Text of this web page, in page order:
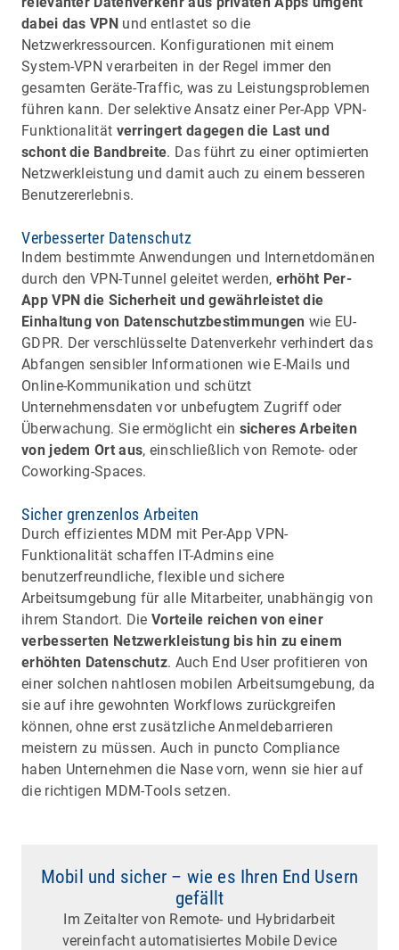
dabei das VPNund entlastet so die
Netzwerkressourcen. Konfigurationen mit einem
System-VPN verarbeiten in der Regel immer den
gesamten Geräte-Traffic, was zu Leistungsproblemen
führen kann. Der selektive Ansatz einer Per-App VPN-
Funktionalität verringert dagegen die Last und
schont die Bandbreite. Das führt zu einer optimierten
Netzwerkleistung und damit auch zu einem besseren
Benutzererlebnis.
Verbesserter Datenschutz
Indem bestimmte Anwendungen und Internetdomänen
durch den VPN-Tunnel geleitet werden, erhöht Per-
App VPN die Sicherheit und gewährleistet die
Einhaltung von Datenschutzbestimmungen wie EU-
GDPR. Der verschlüsselte Datenverkehr verhindert das
Abfangen sensibler Informationen wie E-Mails und
Online-Kommunikation und schützt
Unternehmensdaten vor unbefugtem Zugriff oder
Überwachung. Sie ermöglicht ein sicheres Arbeiten
von jedem Ort aus, einschließlich von Remote- oder
Coworking-Spaces.
Sicher grenzenlos Arbeiten
Durch effizientes MDM mit Per-App VPN-
Funktionalität schaffen IT-Admins eine
benutzerfreundliche, flexible und sichere
Arbeitsumgebung für alle Mitarbeiter, unabhängig von
ihrem Standort. DieVorteile reichen von einer
verbesserten Netzwerkleistung bis hin zu einem
erhöhten Datenschutz. Auch End User profitieren von
einer solchen nahtlosen mobilen Arbeitsumgebung, da
sie auf ihre gewohnten Workflows zurückgreifen
können, ohne erst zusätzliche Anmeldebarrieren
meistern zu müssen. Auch in puncto Compliance
haben Unternehmen die Nase vorn, wenn sie hier auf
die richtigen MDM-Tools setzen.
Mobil und sicher – wie es Ihren End Usern
gefällt
Im Zeitalter von Remote- und Hybridarbeit
vereinfacht automatisiertes Mobile Device